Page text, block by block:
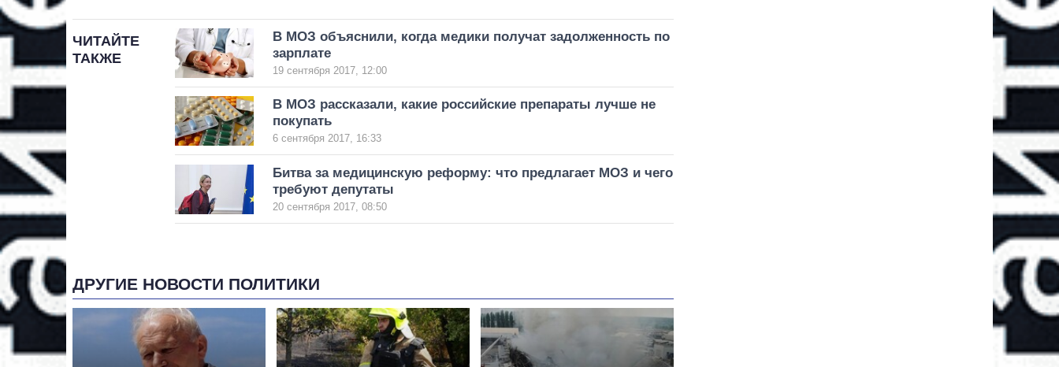
ЧИТАЙТЕ
ТАКЖЕ
В МОЗ объяснили, когда медики получат задолженность по
зарплате
19 сентября 2017, 12:00
В МОЗ рассказали, какие российские препараты лучше не
покупать
6 сентября 2017, 16:33
Битва за медицинскую реформу: что предлагает МОЗ и чего
требуют депутаты
20 сентября 2017, 08:50
ДРУГИЕ НОВОСТИ ПОЛИТИКИ